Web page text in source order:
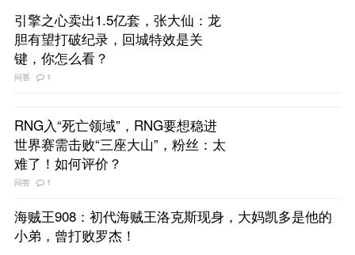
引擎之心卖出1.5亿套，张大仙：龙
胆有望打破纪录，回城特效是关
键，你怎么看？
RNG入“死亡领域”，RNG要想稳进
世界赛需击败“三座大山”，粉丝：太
难了！如何评价？
海贼王908：初代海贼王洛克斯现身，大妈凯多是他的
小弟，曾打败罗杰！